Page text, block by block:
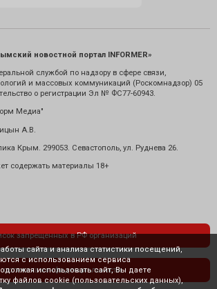
новостной портал INFORMER»
службой по надзору в сфере связи,
и массовых коммуникаций (Роскомнадзор) 05
о регистрации Эл № ФС77-60943.
Медиа"
А.В.
Крым. 299053. Севастополь, ул. Руднева 26.
содержать материалы 18+
запрещенных в РФ организаций
политика конфиденциальности
сайта и анализа статистики посещений,
с использованием сервиса
использовать сайт, Вы даете
файлов cookie (пользовательских данных),